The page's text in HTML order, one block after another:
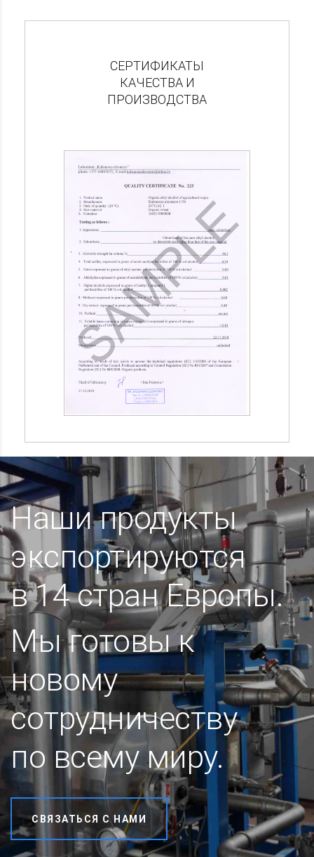
СЕРТИФИКАТЫ
КАЧЕСТВА И
ПРОИЗВОДСТВА
Наши продукты
экспортируются
в 14 стран Европы.
Мы готовы к
новому
сотрудничеству
по всему миру.
СВЯЗАТЬСЯ С НАМИ